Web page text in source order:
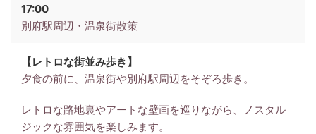
17:00
別府駅周辺・温泉街散策
【レトロな街並み歩き】
夕食の前に、温泉街や別府駅周辺をそぞろ歩き。
レトロな路地裏やアートな壁画を巡りながら、ノスタル
ジックな雰囲気を楽しみます。